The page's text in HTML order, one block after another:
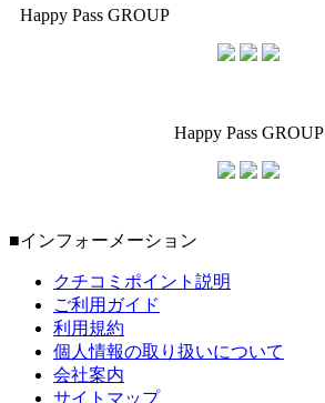
Happy Pass GROUP
Happy Pass GROUP
■インフォーメーション
クチコミポイント説明
ご利用ガイド
利用規約
個人情報の取り扱いについて
会社案内
サイトマップ